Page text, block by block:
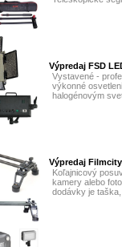
Výpredaj FSD
Vystavené -
výkonné
halogénovým
Výpredaj
Koľajnicový
kamery alebo
dodávky je